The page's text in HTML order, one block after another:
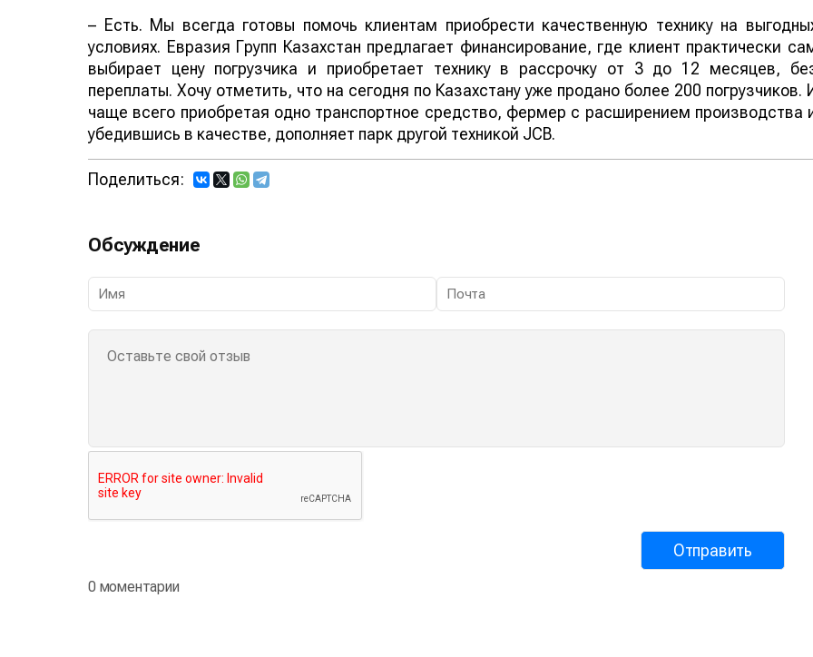
– Есть. Мы всегда готовы помочь клиентам приобрести качественную технику на
условиях. Евразия Групп Казахстан предлагает финансирование, где клиент практически
выбирает цену погрузчика и приобретает технику в рассрочку от 3 до 12 месяцев,
переплаты. Хочу отметить, что на сегодня по Казахстану уже продано более 200 погрузчиков.
чаще всего приобретая одно транспортное средство, фермер с расширением производства
убедившись в качестве, дополняет парк другой техникой JСВ.
Поделиться:
Обсуждение
0 моментарии